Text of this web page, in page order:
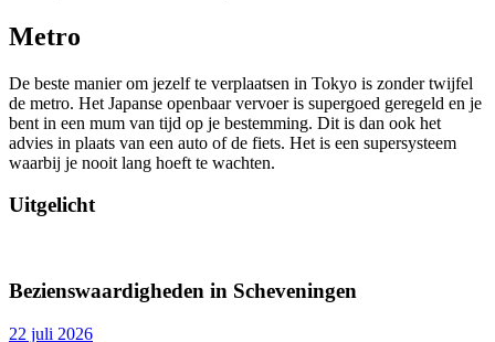
Metro
De beste manier om jezelf te verplaatsen in Tokyo is zonder twijfel
de metro. Het Japanse openbaar vervoer is supergoed geregeld en je
bent in een mum van tijd op je bestemming. Dit is dan ook het
advies in plaats van een auto of de fiets. Het is een supersysteem
waarbij je nooit lang hoeft te wachten.
Uitgelicht
Bezienswaardigheden in Scheveningen
22 juli 2026